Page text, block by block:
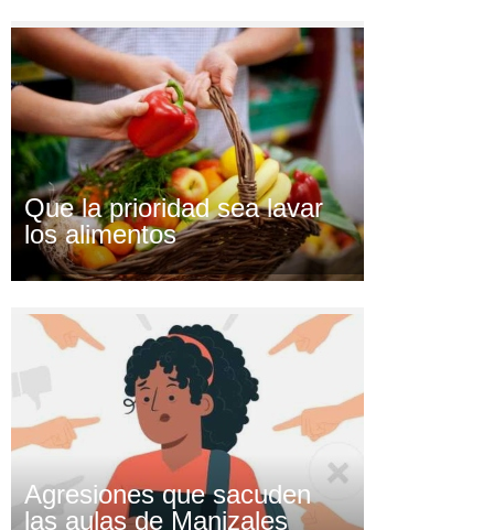
Que la prioridad sea lavar
los alimentos
Agresiones que sacuden
las aulas de Manizales